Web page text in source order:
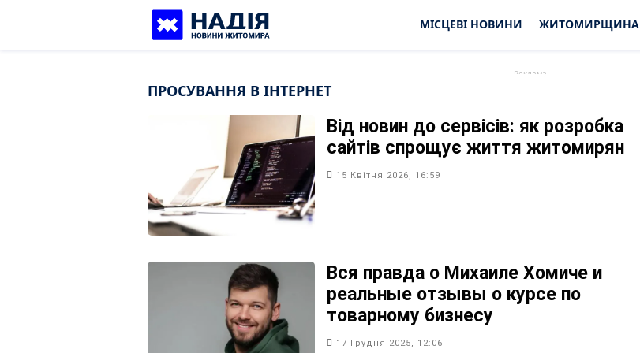
МІСЦЕВІ НОВИНИ ЖИТОМИРЩИНА
ПРОСУВАННЯ В ІНТЕРНЕТ
Від новин до сервісів: як розробка
сайтів спрощує життя житомирян
15 Квітня 2026, 16:59
Вся правда о Михаиле Хомиче и
реальные отзывы о курсе по
товарному бизнесу
17 Грудня 2025, 12:06